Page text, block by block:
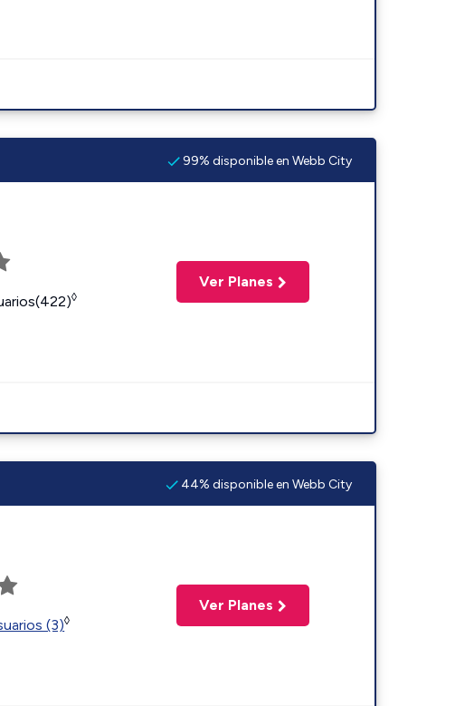
99% disponible en Webb City
◊
Ver Planes
44% disponible en Webb City
(3)◊
Ver Planes